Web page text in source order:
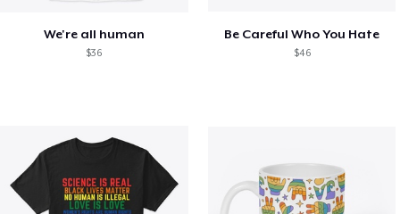
We're all human
$36
Be Careful Who You Hate
$46